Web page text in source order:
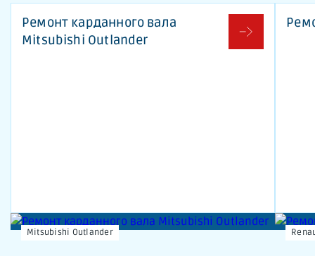
Ремонт карданного вала
Mitsubishi Outlander
Mitsubishi Outlander